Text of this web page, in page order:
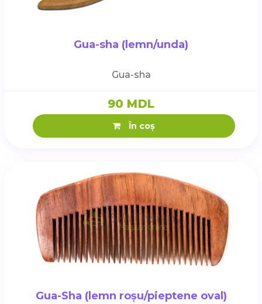
Gua-sha (lemn/unda)
Gua-sha
90 MDL
În coș
Gua-Sha (lemn roșu/pieptene oval)